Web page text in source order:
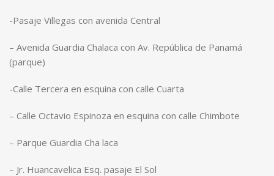
-Pasaje Villegas con avenida Central
– Avenida Guardia Chalaca con Av. República de Panamá
(parque)
-Calle Tercera en esquina con calle Cuarta
– Calle Octavio Espinoza en esquina con calle Chimbote
– Parque Guardia Cha laca
– Jr. Huancavelica Esq. pasaje El Sol